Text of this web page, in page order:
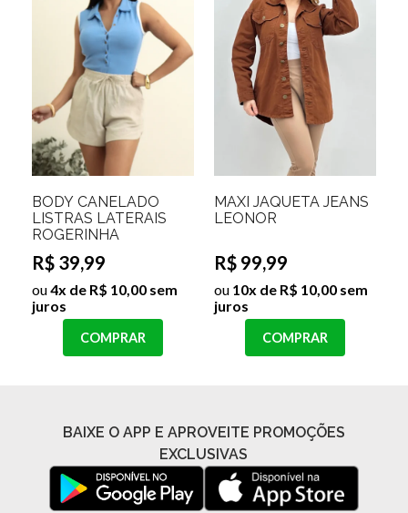
BODY CANELADO
LISTRAS LATERAIS
ROGERINHA
R$ 39,99
ou4x de R$ 10,00 sem
juros
COMPRAR
MAXI JAQUETA JEANS
LEONOR
R$ 99,99
ou 10x de R$ 10,00 sem
juros
COMPRAR